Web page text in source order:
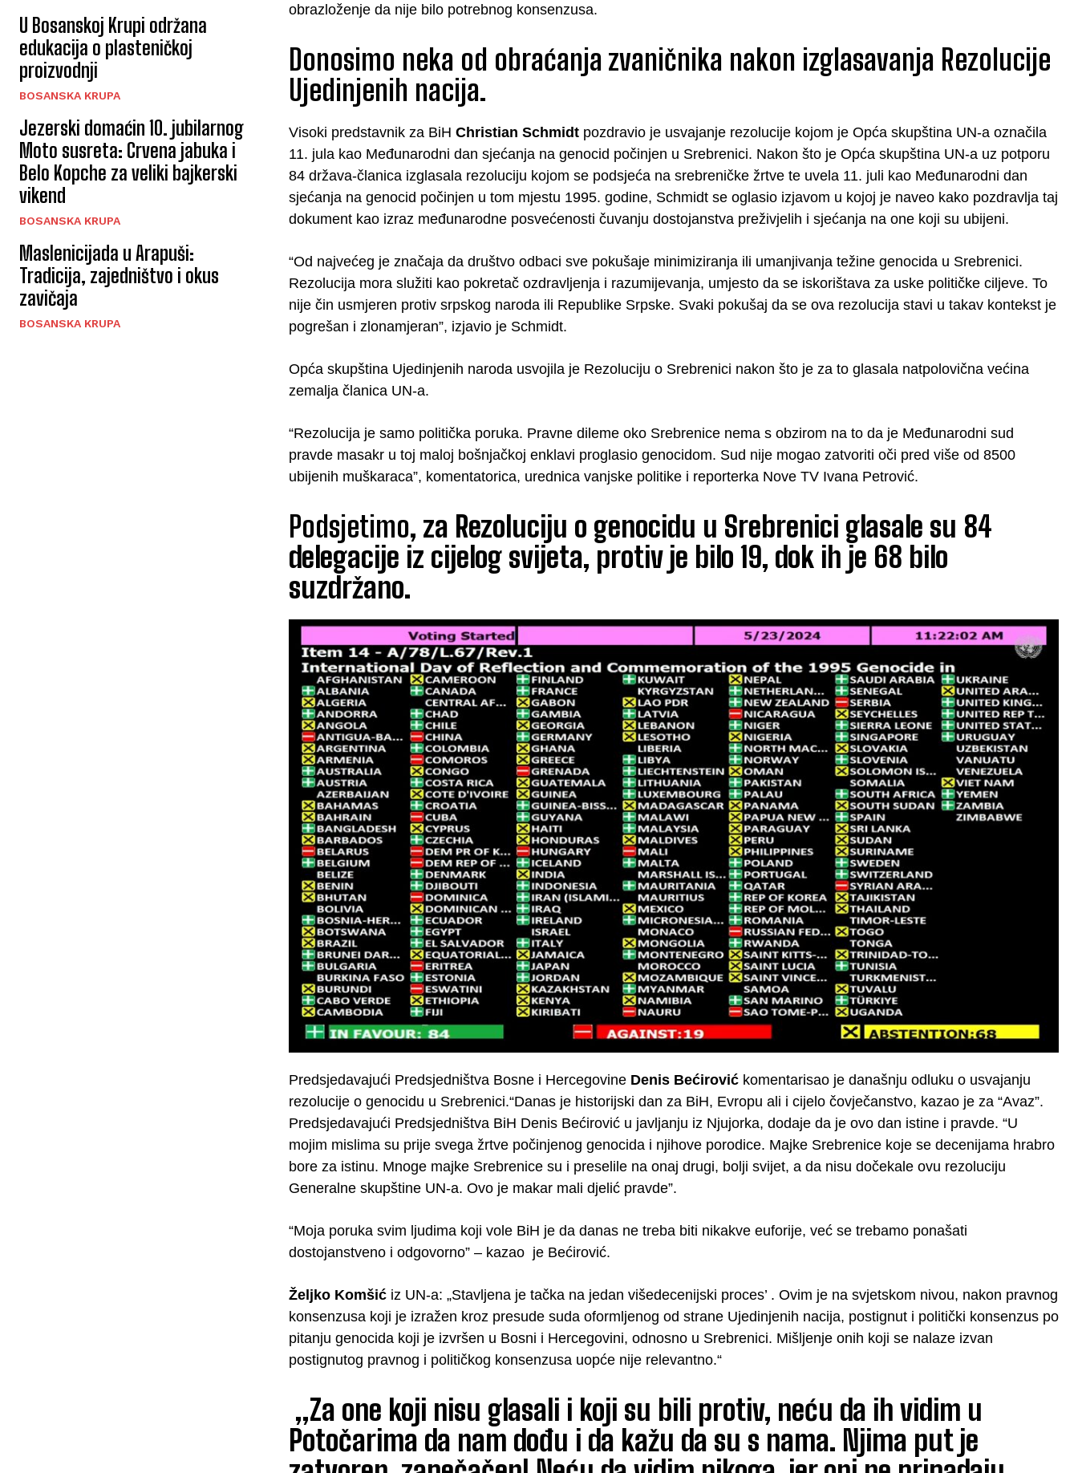
U Bosanskoj Krupi održana
edukacija o plasteničkoj
proizvodnji
BOSANSKA KRUPA
Jezerski domaćin 10. jubilarnog
Moto susreta: Crvena jabuka i
Belo Kopche za veliki bajkerski
vikend
BOSANSKA KRUPA
Maslenicijada u Arapuši:
Tradicija, zajedništvo i okus
zavičaja
BOSANSKA KRUPA
obrazloženje da nije bilo potrebnog konsenzusa.
Donosimo neka od obraćanja zvaničnika nakon izglasavanja Rezolucije
Ujedinjenih nacija.
Visoki predstavnik za BiH Christian Schmidt pozdravio je usvajanje rezolucije kojom je Opća skupština UN-a označila
11. jula kao Međunarodni dan sjećanja na genocid počinjen u Srebrenici. Nakon što je Opća skupština UN-a uz potporu
84 država-članica izglasala rezoluciju kojom se podsjeća na srebreničke žrtve te uvela 11. juli kao Međunarodni dan
sjećanja na genocid počinjen u tom mjestu 1995. godine, Schmidt se oglasio izjavom u kojoj je naveo kako pozdravlja taj
dokument kao izraz međunarodne posvećenosti čuvanju dostojanstva preživjelih i sjećanja na one koji su ubijeni.
“Od najvećeg je značaja da društvo odbaci sve pokušaje minimiziranja ili umanjivanja težine genocida u Srebrenici.
Rezolucija mora služiti kao pokretač ozdravljenja i razumijevanja, umjesto da se iskorištava za uske političke ciljeve. To
nije čin usmjeren protiv srpskog naroda ili Republike Srpske. Svaki pokušaj da se ova rezolucija stavi u takav kontekst je
pogrešan i zlonamjeran”, izjavio je Schmidt.
Opća skupština Ujedinjenih naroda usvojila je Rezoluciju o Srebrenici nakon što je za to glasala natpolovična većina
zemalja članica UN-a.
“Rezolucija je samo politička poruka. Pravne dileme oko Srebrenice nema s obzirom na to da je Međunarodni sud
pravde masakr u toj maloj bošnjačkoj enklavi proglasio genocidom. Sud nije mogao zatvoriti oči pred više od 8500
ubijenih muškaraca”, komentatorica, urednica vanjske politike i reporterka Nove TV Ivana Petrović.
Podsjetimo, za Rezoluciju o genocidu u Srebrenici glasale su 84
delegacije iz cijelog svijeta, protiv je bilo 19, dok ih je 68 bilo
suzdržano.
Predsjedavajući Predsjedništva Bosne i Hercegovine Denis Bećirović komentarisao je današnju odluku o usvajanju
rezolucije o genocidu u Srebrenici.“Danas je historijski dan za BiH, Evropu ali i cijelo čovječanstvo, kazao je za “Avaz”.
Predsjedavajući Predsjedništva BiH Denis Bećirović u javljanju iz Njujorka, dodaje da je ovo dan istine i pravde. “U
mojim mislima su prije svega žrtve počinjenog genocida i njihove porodice. Majke Srebrenice koje se decenijama hrabro
bore za istinu. Mnoge majke Srebrenice su i preselile na onaj drugi, bolji svijet, a da nisu dočekale ovu rezoluciju
Generalne skupštine UN-a. Ovo je makar mali djelić pravde”.
“Moja poruka svim ljudima koji vole BiH je da danas ne treba biti nikakve euforije, već se trebamo ponašati
dostojanstveno i odgovorno” – kazao je Bećirović.
Željko Komšić iz UN-a: „Stavljena je tačka na jedan višedecenijski proces’ . Ovim je na svjetskom nivou, nakon pravnog
konsenzusa koji je izražen kroz presude suda oformljenog od strane Ujedinjenih nacija, postignut i politički konsenzus po
pitanju genocida koji je izvršen u Bosni i Hercegovini, odnosno u Srebrenici. Mišljenje onih koji se nalaze izvan
postignutog pravnog i političkog konsenzusa uopće nije relevantno.“
„Za one koji nisu glasali i koji su bili protiv, neću da ih vidim u
Potočarima da nam dođu i da kažu da su s nama. Njima put je